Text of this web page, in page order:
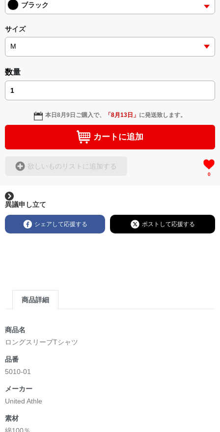
ブラック
サイズ
数量
本日8月9日 ご購入で、 「8月13日 」 に発送致します。
カートに追加
欲しいものリストに追加する
0
異議申し立て
シェアして応援する ポストして応援する
商品詳細
商品名
ロングスリーブTシャツ
品番
5010-01
メーカー
United Athle
素材
綿100％